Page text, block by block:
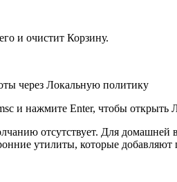
и очистит Корзину.
через Локальную политику
и нажмите Enter, чтобы открыть
отсутствует. Для
утилиты, которые